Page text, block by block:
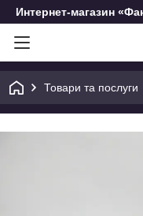
Интернет-магазин
Товари та послуги